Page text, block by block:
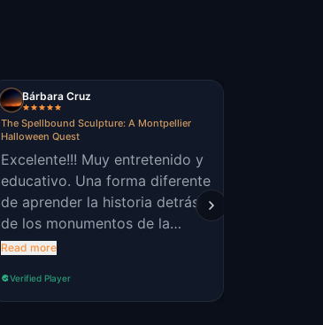
Bárbara Cruz
The Spellbound Sculpture: A Montpellier
Halloween Quest
Excelente!!! Muy entretenido y
educativo. Una forma diferente
de aprender la historia detrás
de los monumentos de la
ciudad
Read more
Verified Player